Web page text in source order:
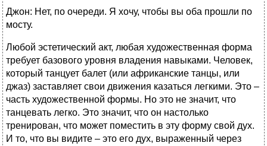
Джон: Нет, по очереди. Я хочу, чтобы вы оба прошли по
мосту.
Любой эстетический акт, любая художественная форма
требует базового уровня владения навыками. Человек,
который танцует балет (или африканские танцы, или
джаз) заставляет свои движения казаться легкими. Это –
часть художественной формы. Но это не значит, что
танцевать легко. Это значит, что он настолько
тренирован, что может поместить в эту форму свой дух.
И то, что вы видите – это его дух, выраженный через